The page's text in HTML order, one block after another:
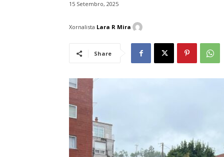
15 Setembro, 2025
Xornalista Lara R Mira
Share